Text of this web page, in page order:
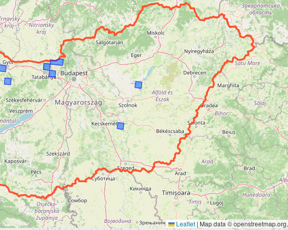
Leaflet | Map data © openstreetmap.org,